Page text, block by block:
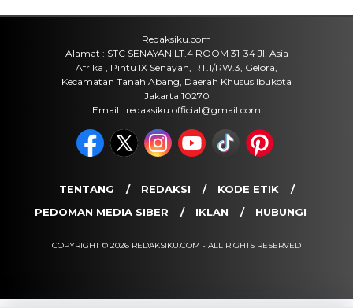
Link Pendaftaran
Harga Emas Antam Hari Ini, Cek
Pergerakan Harga Logam Mulia
Kamis, 6 Agu 2026 - 15:09 WIB
POPULER
Sosok Ini Bongkar Siapa Sebenarnya Dalang Demo 25
Agustus yang Berakhir Ricuh: Bukan Intervensi Asing